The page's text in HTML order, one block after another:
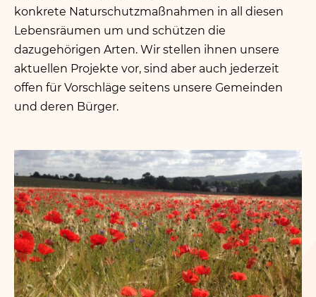
konkrete Naturschutzmaßnahmen in all diesen
Lebensräumen um und schützen die
dazugehörigen Arten. Wir stellen ihnen unsere
aktuellen Projekte vor, sind aber auch jederzeit
offen für Vorschläge seitens unsere Gemeinden
und deren Bürger.